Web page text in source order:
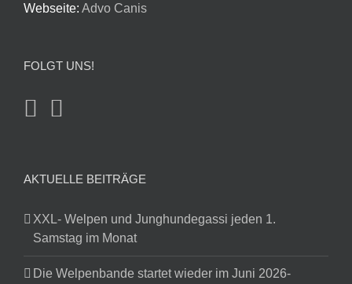
Webseite: Advo Canis
FOLGT UNS!
AKTUELLE BEITRÄGE
XXL- Welpen und Junghundegassi jeden 1.
Samstag im Monat
Die Welpenbande startet wieder im Juni 2026-